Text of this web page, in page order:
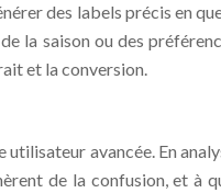
des labels précis en
saison ou des
et la conversion.
avancée. En
de la confusion, et à